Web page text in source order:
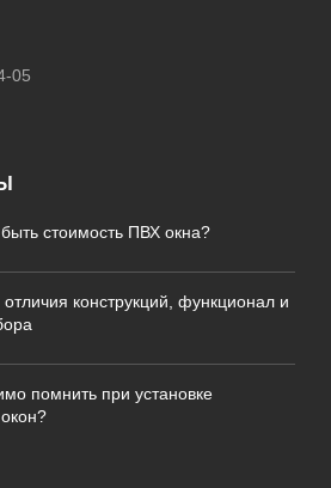
05
стоимость ПВХ окна?
конструкций, функционал и
помнить при установке